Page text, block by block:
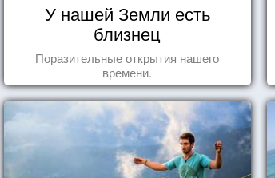
У нашей Земли есть
близнец
Поразительные открытия нашего
времени.